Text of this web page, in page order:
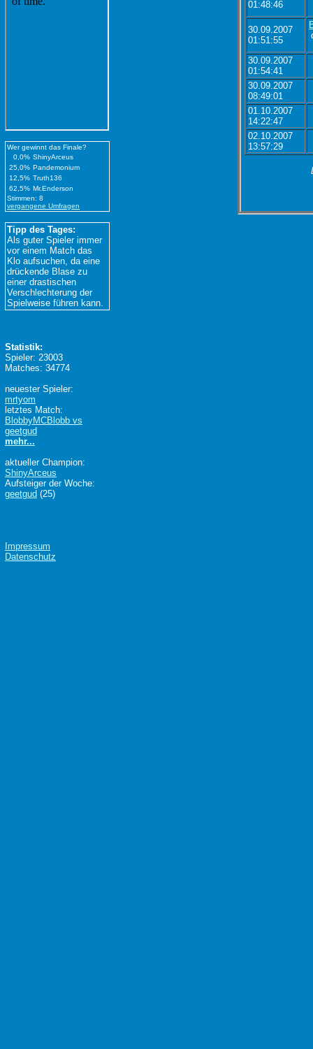
01:48:46
30.09.2007
01:51:55
30.09.2007
01:54:41
30.09.2007
08:49:01
01.10.2007
14:22:47
02.10.2007
13:57:29
Wer gewinnt das Finale?
0,0% ShinyArceus
25,0% Pandemonium
12,5% Truth136
62,5% Mr.Enderson
Stimmen: 8
vergangene Umfragen
Tipp des Tages:
Als guter Spieler immer
vor einem Match das
Klo aufsuchen, da eine
drückende Blase zu
einer drastischen
Verschlechterung der
Spielweise führen kann.
Statistik:
Spieler: 23003
Matches: 34774
neuester Spieler:
mrtyom
letztes Match:
BlobbyMCBlobb vs
geetgud
mehr...
aktueller Champion:
ShinyArceus
Aufsteiger der Woche:
geetgud (25)
Impressum
Datenschutz